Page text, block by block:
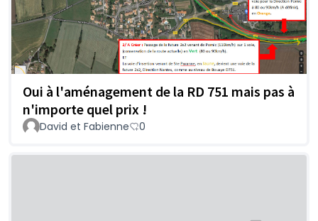
Oui à l'aménagement de la RD 751 mais pas à
n'importe quel prix !
David et Fabienne 0